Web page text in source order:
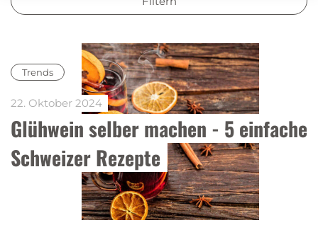
Trends
Glühwein selber machen - 5 einfache
Schweizer Rezepte
22. Oktober 2024